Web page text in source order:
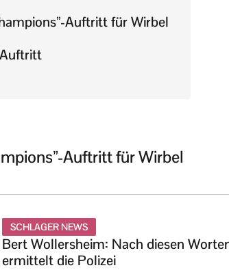
Auftritt für Wirbel
Auftritt für Wirbel
SCHLAGER NEWS
Bert Wollersheim: Nach diesen
ermittelt die Polizei